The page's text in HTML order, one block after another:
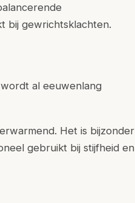
bij gewrichtsklachten.
al eeuwenlang
Het is bijzonder
gebruikt bij stijfheid en